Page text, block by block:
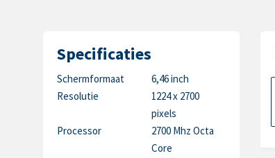
Specificaties
Schermformaat
6,46 inch
Resolutie
1224 x 2700
pixels
Processor
2700 Mhz Octa
Core